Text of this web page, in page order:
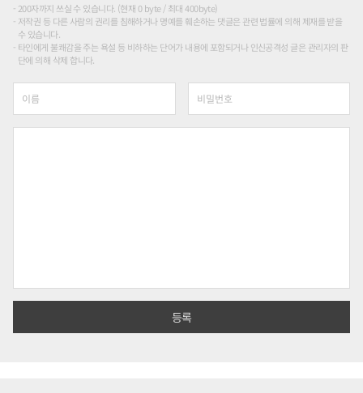
200자까지 쓰실 수 있습니다. (현재 0 byte / 최대 400byte)
저작권 등 다른 사람의 권리를 침해하거나 명예를 훼손하는 댓글은 관련 법률에 의해 제재를 받을
수 있습니다.
타인에게 불쾌감을 주는 욕설 등 비하하는 단어가 내용에 포함되거나 인신공격성 글은 관리자의 판
단에 의해 삭제 합니다.